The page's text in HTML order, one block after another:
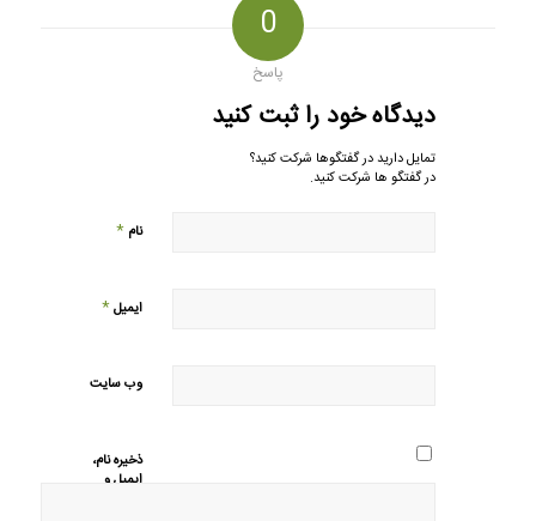
0
پاسخ
دیدگاه خود را ثبت کنید
تمایل دارید در گفتگوها شرکت کنید؟
در گفتگو ها شرکت کنید.
نام *
ایمیل*
وب‌ سایت
ذخیره نام،
ایمیل و